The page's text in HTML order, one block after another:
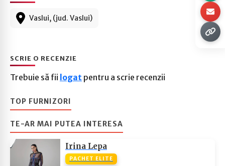
Vaslui, (jud. Vaslui)
SCRIE O RECENZIE
Trebuie să fii logat pentru a scrie recenzii
TOP FURNIZORI
TE-AR MAI PUTEA INTERESA
Irina Lepa
PACHET ELITE